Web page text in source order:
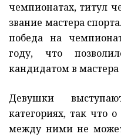
чемпионатах, титул
звание мастера
победа на
году, что
кандидатом в мастера
Девушки
категориях, так что
между ними не